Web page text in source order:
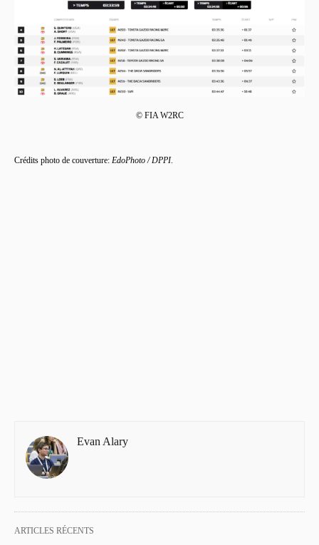
© FIA W2RC
Crédits photo de couverture: EdoPhoto / DPPI.
Evan Alary
ARTICLES RÉCENTS